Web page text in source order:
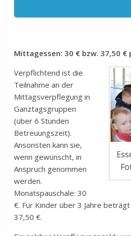
Mittagessen: 30 € bzw. 37,50 €
Verpflichtend ist die
Teilnahme an der
Mittagsverpflegung in
Ganztagsgruppen
(über 6 Stunden
Betreuungszeit).
Ansonsten kann sie,
wenn gewünscht, in
Anspruch genommen
werden.
Monatspauschale: 30
€. Für Kinder über 3 Jahre
37,50 €.